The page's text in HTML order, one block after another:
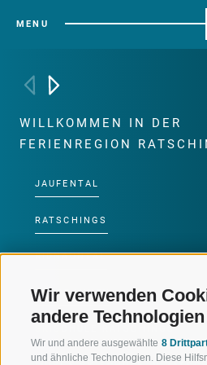
Wir verwenden
andere Technologien
Wir und andere ausgewählte 8
und ähnliche Technologien. Diese
MENU
WILLKOMMEN IN DER
FERIENREGION
JAUFENTAL
RATSCHINGS
RIDNAUNTAL
BERGBAHNEN
SKISCHULE RATSCHINGS